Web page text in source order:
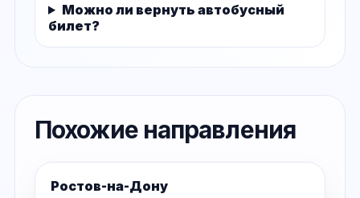
Можно ли вернуть автобусный
билет?
Похожие направления
Ростов-на-Дону